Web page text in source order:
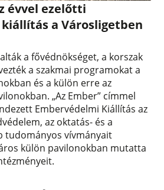
évvel ezelőtti
a Városligetben
a fővédnökséget, a korszak
a szakmai programokat a
és a külön erre az
„Az Ember” címmel
Embervédelmi Kiállítás az
az oktatás- és a
tudományos vívmányait
külön pavilonokban mutatta